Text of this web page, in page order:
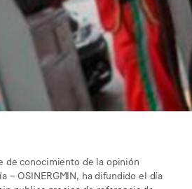
de conocimiento de la opinión
– OSINERGMIN, ha difundido el día